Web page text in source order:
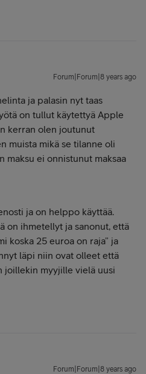
Forum|Forum|8 years ago
ja palasin nyt taas
on tullut käytettyä Apple
kerran olen joutunut
muista mikä se tilanne oli
maksu ei onnistunut maksaa
ja on helppo käyttää.
on ihmetellyt ja sanonut, että
koska 25 euroa on raja” ja
läpi niin ovat olleet että
joillekin myyjille vielä uusi
Forum|Forum|8 years ago